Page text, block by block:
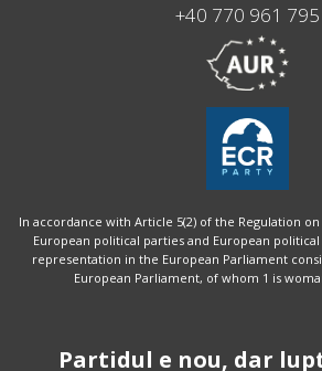
+40 770 961 795
In accordance with Article 5(2) of the Regulation
European political parties and European
representation in the European Parliament
European Parliament, of whom 1 is
Partidul e nou, dar